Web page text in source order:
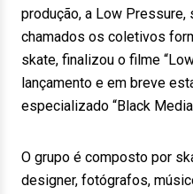
produção, a Low Pressure,
chamados os coletivos
skate, finalizou o filme
lançamento e em breve
especializado “Black Media
O grupo é composto por
designer, fotógrafos,